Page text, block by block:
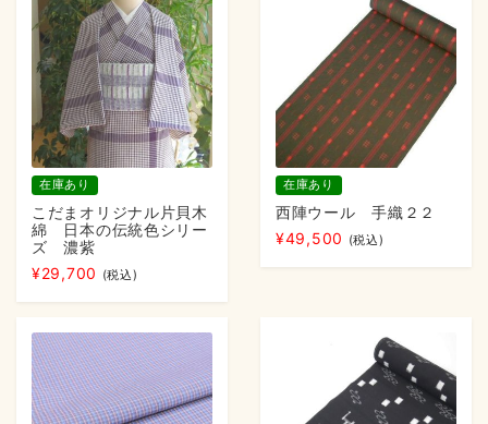
在庫あり
こだまオリジナル片貝木
綿 日本の伝統色シリー
ズ 濃紫
¥29,700 (税込)
在庫あり
西陣ウール 手織２２
¥49,500 (税込)